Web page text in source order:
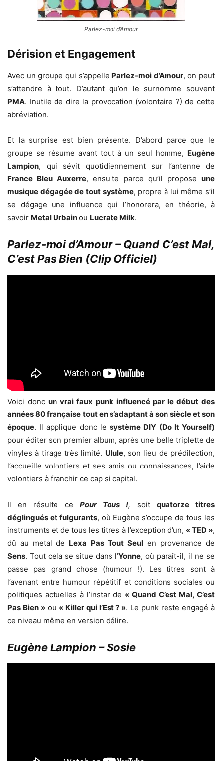
Parlez-moi d’Amour
Dérision et Engagement
Avec un groupe qui s’appelle Parlez-moi d’Amour, on peut
s’attendre à tout. D’autant qu’on le surnomme souvent
PMA. Inutile de dire la provocation (volontaire ?) de cette
abréviation.
Et la surprise est bien présente. D’abord parce que le
groupe se résume avant tout à un seul homme, Eugène
Lampion, qui sévit quotidiennement sur l’antenne de
France Bleu Auxerre, ensuite parce qu’il proposeune
musique dégagée de tout système, propre à lui même s’il
se dégage une influence qui l’honorera, en théorie, à
savoir Metal Urbainou Lucrate Milk.
Parlez-moi d’Amour – Quand C’est Mal,
C’est Pas Bien (Clip Officiel)
Voici doncun vrai faux punk influencé par le début des
années 80 française tout en s’adaptant à son siècle et son
époque. Il applique donc lesystème DIY (Do It Yourself)
pour éditer son premier album, après une belle triplette de
vinyles à tirage très limité. Ulule, son lieu de prédilection,
l’accueille volontiers et ses amis ou connaissances, l’aide
volontiers à franchir ce cap si capital.
Il en résulte ce Pour Tous !, soit quatorze titres
déglingués et fulgurants, où Eugène s’occupe de tous les
instruments et de tous les titres à l’exception d’un, « TED »,
dû au metal de Lexa Pas Tout Seulen provenance de
Sens. Tout cela se situe dans l’Yonne, où paraît-il, il ne se
passe pas grand chose (humour !). Les titres sont à
l’avenant entre humour répétitif et conditions sociales ou
politiques actuelles à l’instar de « Quand C’est Mal, C’est
Pas Bien »ou « Killer qui l’Est ? ». Le punk reste engagé à
ce niveau même en version délire.
Eugène Lampion – Sosie